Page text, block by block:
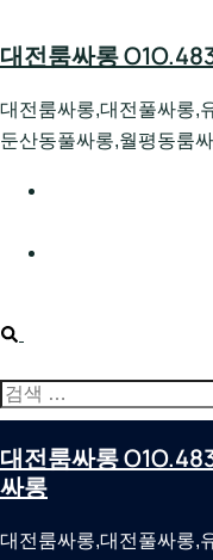
to
대전룸싸롱
대전룸싸롱,대전풀싸롱,
둔산동풀싸롱,월평동룸
Search
검
색:
대전룸싸롱
싸롱
대전룸싸롱,대전풀싸롱,